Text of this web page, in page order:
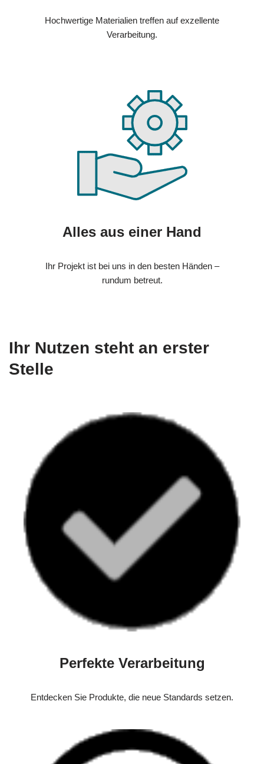
Hochwertige Materialien treffen auf exzellente
Verarbeitung.
Alles aus einer Hand
Ihr Projekt ist bei uns in den besten Händen –
rundum betreut.
Ihr Nutzen steht an erster
Stelle
Perfekte Verarbeitung
Entdecken Sie Produkte, die neue Standards setzen.